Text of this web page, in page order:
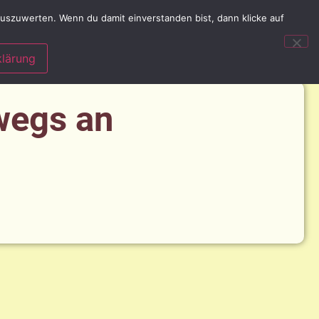
an
Wenn du damit einverstanden bist, dann klicke auf